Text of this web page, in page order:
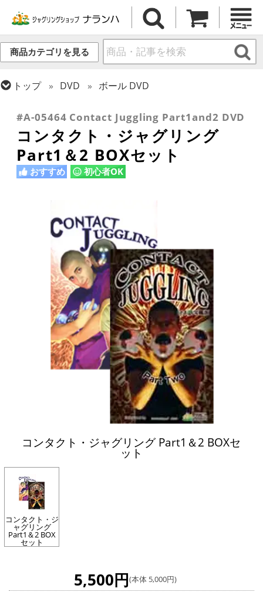
商品カテゴリを見る
トップ DVD
ボール DVD
#A-05464 Contact Juggling Part1and2 DVD
コンタクト・ジャグリング
Part1＆2 BOXセット
おすすめ 初心者OK
コンタクト・ジャグリング Part1＆2 BOXセ
ット
コンタクト・ジ
ャグリング
Part1＆2 BOX
セット
5,500円(本体 5,000円)